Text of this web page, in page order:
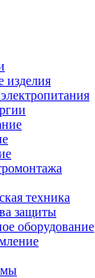
изделия
техника
защиты
оборудование